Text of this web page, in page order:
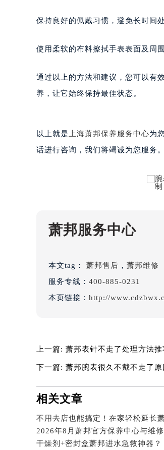
黑龙江省鸡西市鸡
黑龙江省牡丹江市
黑龙江省齐齐哈尔
黑龙江省绥化市北
吉林省白城市洮北
吉林省吉林市船营
吉林省梅河口市新
吉林省通化市东昌
辽宁省本溪市平山
辽宁省朝阳市双塔
辽宁省丹东市振兴
辽宁省锦州市古塔
辽宁省辽阳市白塔
辽宁省沈阳市沈河
辽宁省沈阳市沈河
保持良好的佩戴习惯，避免长时间
使用柔软的布料擦拭手表表面及周围
通过以上的方法和建议，您可以有
养，让它始终保持最佳状态。
以上就是 上海萧邦保养服务中心为
话进行咨询，我们将竭诚为您服务。
萧邦服务中心
本文tag： 萧邦售后 ， 萧邦维修
服务专线： 400-885-0231
本页链接： http://
上一篇: 萧邦表针不走了处理方法推
下一篇: 萧邦腕表很久不戴不走了原
相关文章
不用去店也能搞定！在家轻松延长
干燥剂+密封盒萧邦进水急救神器？